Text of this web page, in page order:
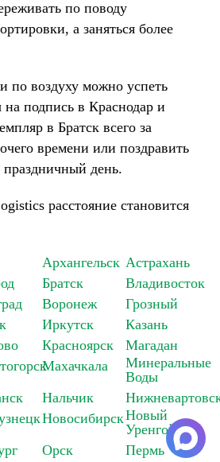
по поводу
а заняться более
по воздуху можно успеть
на подпись в Краснодар и
в Братск всего за
времени или поздравить
праздничный день.
расстояние становится
Архангельск Астрахань
Братск
Владивосток
Воронеж
Грозный
Иркутск
Казань
Красноярск
Магадан
Махачкала
Минеральные
Воды
Нальчик
НовосибирскНовый
Уренгой
Орск
Пермь